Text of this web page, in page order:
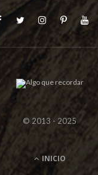
© 2013 - 2025
INICIO